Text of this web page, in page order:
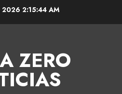
2026 2:15:44 AM
ZERO